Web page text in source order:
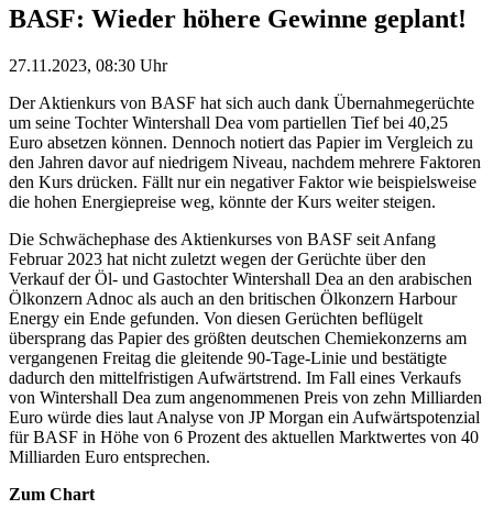
BASF: Wieder höhere Gewinne geplant!
27.11.2023, 08:30 Uhr
Der Aktienkurs von BASF hat sich auch dank Übernahmegerüchte
um seine Tochter Wintershall Dea vom partiellen Tief bei 40,25
Euro absetzen können. Dennoch notiert das Papier im Vergleich zu
den Jahren davor auf niedrigem Niveau, nachdem mehrere Faktoren
den Kurs drücken. Fällt nur ein negativer Faktor wie beispielsweise
die hohen Energiepreise weg, könnte der Kurs weiter steigen.
Die Schwächephase des Aktienkurses von BASF seit Anfang
Februar 2023 hat nicht zuletzt wegen der Gerüchte über den
Verkauf der Öl- und Gastochter Wintershall Dea an den arabischen
Ölkonzern Adnoc als auch an den britischen Ölkonzern Harbour
Energy ein Ende gefunden. Von diesen Gerüchten beflügelt
übersprang das Papier des größten deutschen Chemiekonzerns am
vergangenen Freitag die gleitende 90-Tage-Linie und bestätigte
dadurch den mittelfristigen Aufwärtstrend. Im Fall eines Verkaufs
von Wintershall Dea zum angenommenen Preis von zehn Milliarden
Euro würde dies laut Analyse von JP Morgan ein Aufwärtspotenzial
für BASF in Höhe von 6 Prozent des aktuellen Marktwertes von 40
Milliarden Euro entsprechen.
Zum Chart